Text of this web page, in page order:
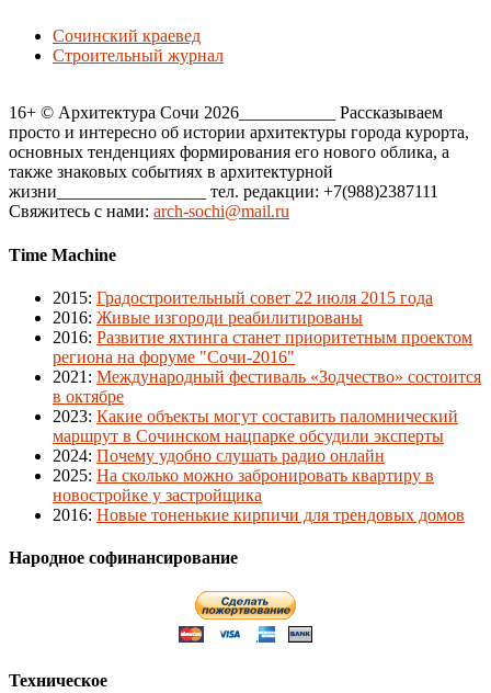
Сочинский краевед
Строительный журнал
16+ © Архитектура Сочи 2026___________ Рассказываем
просто и интересно об истории архитектуры города курорта,
основных тенденциях формирования его нового облика, а
также знаковых событиях в архитектурной
жизни_________________ тел. редакции: +7(988)2387111
Свяжитесь с нами: arch-sochi@mail.ru
Time Machine
2015: Градостроительный совет 22 июля 2015 года
2016: Живые изгороди реабилитированы
2016: Развитие яхтинга станет приоритетным проектом
региона на форуме "Сочи-2016"
2021 : Международный фестиваль «Зодчество» состоится
в октябре
2023: Какие объекты могут составить паломнический
маршрут в Сочинском нацпарке обсудили эксперты
2024: Почему удобно слушать радио онлайн
2025: На сколько можно забронировать квартиру в
новостройке у застройщика
2016: Новые тоненькие кирпичи для трендовых домов
Народное софинансирование
Техническое